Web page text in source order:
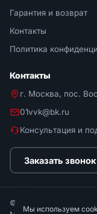
Гарантия и возврат
Контакты
Политика
Контакты
г. Москва, пос.
01vvk@bk.ru
Консультация и
Заказать звонок
© 2026 Мир
Мы используем